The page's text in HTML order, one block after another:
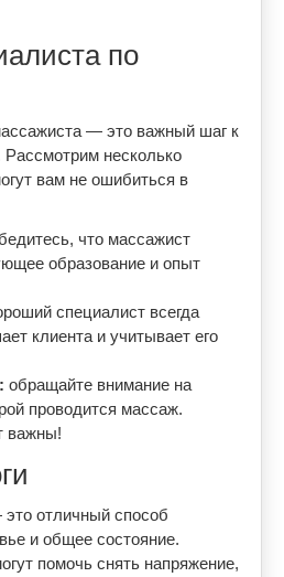
по
— это важный шаг к
несколько
вам не ошибиться в
что массажист
образование и опыт
специалист всегда
клиента и учитывает его
обращайте внимание на
проводится массаж.
важны!
отличный способ
и общее состояние.
помочь снять напряжение,